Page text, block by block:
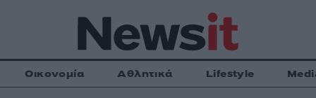
Οικονομία Αθλητικά Lifestyle